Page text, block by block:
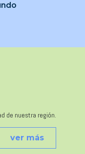
de nuestra región.
ver más